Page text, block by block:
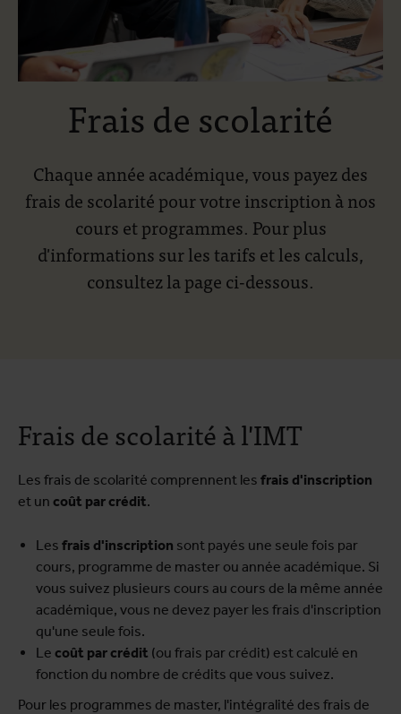
Frais de scolarité
Chaque année académique, vous payez des
frais de scolarité pour votre inscription à nos
cours et programmes. Pour plus
d'informations sur les tarifs et les calculs,
consultez la page ci-dessous.
Frais de scolarité à l'IMT
Les frais de scolarité comprennent les frais d'inscription
et un coût par crédit.
Les frais d'inscription sont payés une seule fois par
cours, programme de master ou année académique. Si
vous suivez plusieurs cours au cours de la même année
académique, vous ne devez payer les frais d'inscription
qu'une seule fois.
Le coût par crédit (ou frais par crédit) est calculé en
fonction du nombre de crédits que vous suivez.
Pour les programmes de master, l'intégralité des frais de